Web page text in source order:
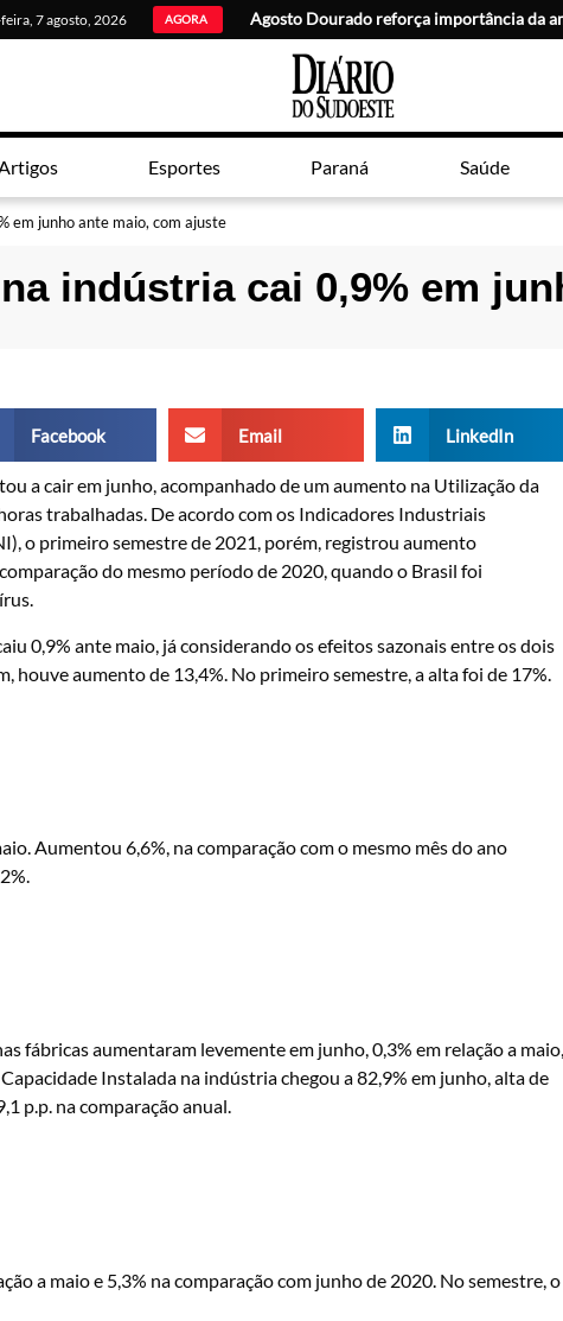
7 agosto, 2026 AGORA Agosto Dourado reforça importância da
Esportes Paraná Saúde
em junho ante maio, com ajuste
indústria cai 0,9% em
Facebook Email LinkedIn
a cair em junho, acompanhado de um aumento na Utilização da
trabalhadas. De acordo com os Indicadores Industriais
o primeiro semestre de 2021, porém, registrou aumento
do mesmo período de 2020, quando o Brasil foi
0,9% ante maio, já considerando os efeitos sazonais entre os dois
houve aumento de 13,4%. No primeiro semestre, a alta foi de 17%.
Aumentou 6,6%, na comparação com o mesmo mês do ano
fábricas aumentaram levemente em junho, 0,3% em relação a maio,
Instalada na indústria chegou a 82,9% em junho, alta de
p.p. na comparação anual.
a maio e 5,3% na comparação com junho de 2020. No semestre, o